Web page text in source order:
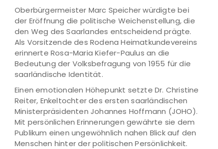
Oberbürgermeister Marc Speicher würdigte bei
der Eröffnung die politische Weichenstellung, die
den Weg des Saarlandes entscheidend prägte.
Als Vorsitzende des Rodena Heimatkundevereins
erinnerte Rosa-Maria Kiefer-Paulus an die
Bedeutung der Volksbefragung von 1955 für die
saarländische Identität.
Einen emotionalen Höhepunkt setzte Dr. Christine
Reiter, Enkeltochter des ersten saarländischen
Ministerpräsidenten Johannes Hoffmann (JOHO).
Mit persönlichen Erinnerungen gewährte sie dem
Publikum einen ungewöhnlich nahen Blick auf den
Menschen hinter der politischen Persönlichkeit.